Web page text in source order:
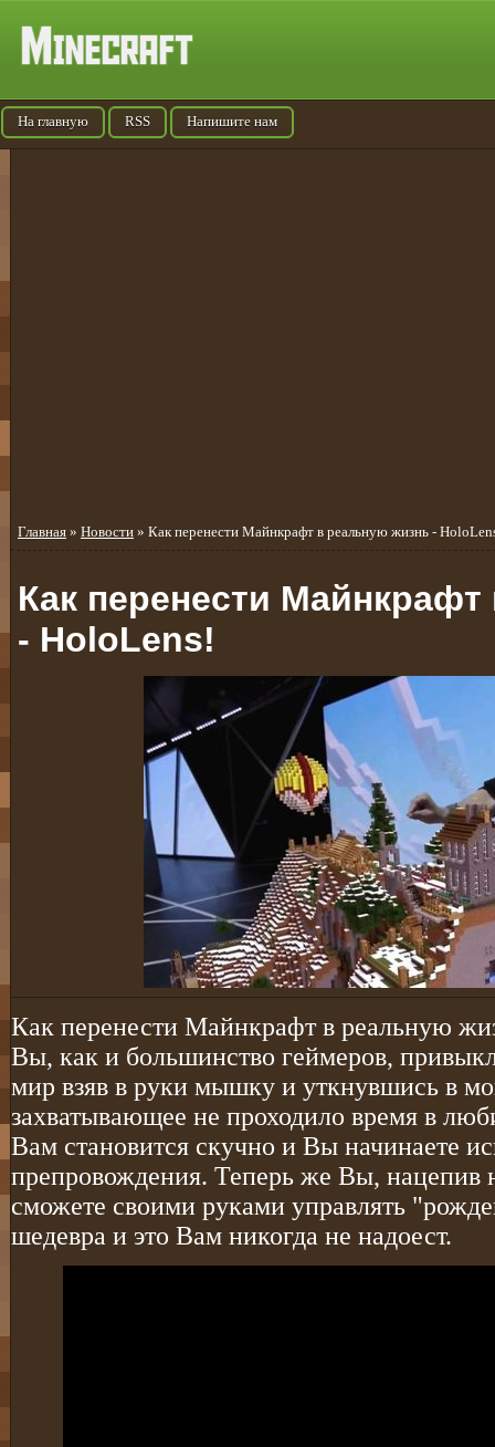
На главную RSS Напишите нам
Главная » Новости » Как перенести Майнкрафт в реальную жизнь -
Как перенести
- HoloLens!
Как перенести Майнкрафт в реальную
Вы, как и большинство геймеров,
мир взяв в руки мышку и уткнувшись в
захватывающее не проходило время в
Вам становится скучно и Вы начинаете
препровождения. Теперь же Вы, нацепив
сможете своими руками управлять
шедевра и это Вам никогда не надоест.